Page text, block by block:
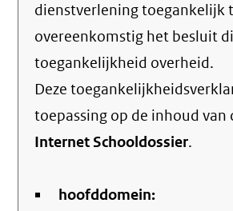
dienstverlening toegankelijk
overeenkomstig het besluit
toegankelijkheid overheid.
Deze
toepassing op de inhoud van
Internet Schooldossier.
hoofddomein: